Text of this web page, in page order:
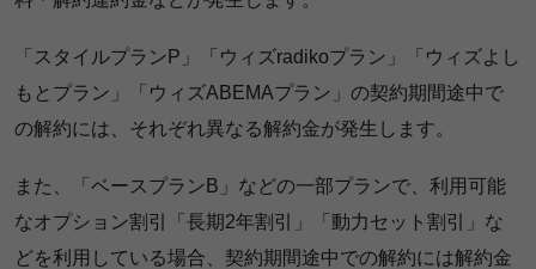
「スタイルプランP」「ウィズradikoプラン」「ウィズよし
もとプラン」「ウィズABEMAプラン」の契約期間途中で
の解約には、それぞれ異なる解約金が発生します。
また、「ベースプランB」などの一部プランで、利用可能
なオプション割引「長期2年割引」「動力セット割引」な
どを利用している場合、契約期間途中での解約には解約金